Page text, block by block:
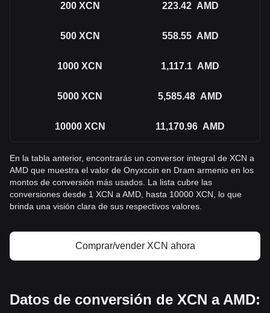
200 XCN 223.42 AMD
500 XCN 558.55 AMD
1000 XCN 1,117.1 AMD
5000 XCN 5,585.48 AMD
10000 XCN 11,170.96 AMD
En la tabla anterior, encontrarás un conversor integral de XCN a
AMD que muestra el valor de Onyxcoin en Dram armenio en los
montos de conversión más usados. La lista cubre las
conversiones desde 1 XCN a AMD, hasta 10000 XCN, lo que
brinda una visión clara de sus respectivos valores.
Comprar/vender XCN ahora
Datos de conversión de XCN a AMD: